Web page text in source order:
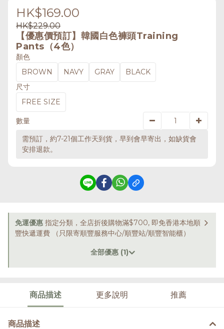
HK$169.00
HK$229.00
【優惠價預訂】韓國白色褲頭Training
Pants（4色）
顏色
BROWN
NAVY GRAY
BLACK
尺寸
FREE SIZE
數量
需預訂，約7-21個工作天到貨，早到會早寄出，如缺貨會
安排退款。
免運優惠 指定分類，全店折後購物滿$700, 即免香港本地順
豐快遞運費 （只限寄順豐服務中心/順豐站/順豐智能櫃）
全部優惠 (1)
商品描述 更多說明 推薦
商品描述